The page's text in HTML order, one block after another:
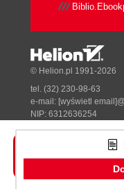
© Helion.pl 1991-2026
tel. (32) 230-98-63
e-mail: [wyświetl
NIP: 6312636254